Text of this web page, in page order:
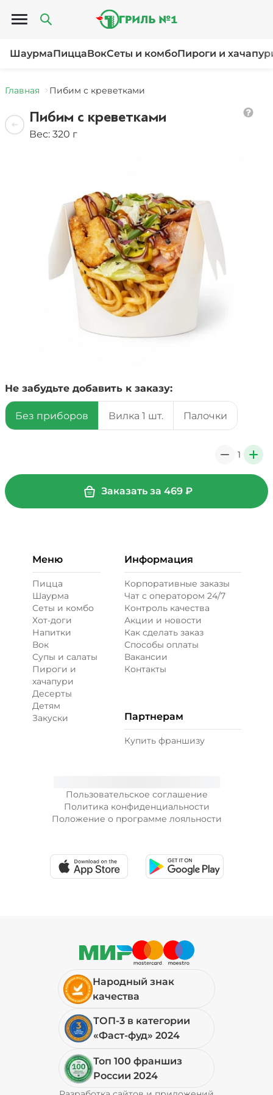
Открыть меню
ШаурмаПиццаВокСеты и комбоПироги и
Главная Пибим с креветками
Пибим с креветками
Вес: 320 г
Не забудьте добавить к заказу:
Без приборов Вилка 1 шт. Палочки
1 +
Заказать за 469₽
Пользовательское соглашение
Политика конфиденциальности
Положение о программе лояльности
Меню
Пицца
Шаурма
Сеты и комбо
Хот-доги
Напитки
Вок
Супы и салаты
Пироги и
хачапури
Десерты
Детям
Закуски
Информация
Корпоративные заказы
Чат с оператором 24/7
Контроль качества
Акции и новости
Как сделать заказ
Способы оплаты
Вакансии
Контакты
Партнерам
Купить франшизу
Народный знак
качества
ТОП-3 в категории
«Фаст-фуд» 2024
Топ 100 франшиз
России 2024